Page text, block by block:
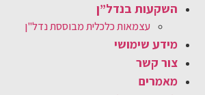
השקעות בנדל”ן
עצמאות כלכלית מבוססת נדל"ן
מידע שימושי
צור קשר
מאמרים